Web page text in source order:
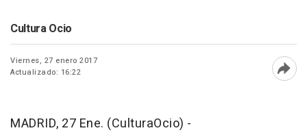
Cultura Ocio
Viernes, 27 enero 2017
Actualizado: 16:22
MADRID, 27 Ene. (CulturaOcio) -